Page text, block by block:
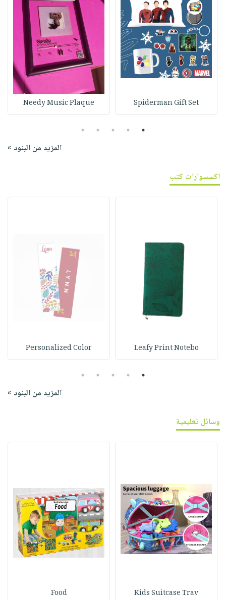
Spiderman Gift Set
Needy Music Plaque
1
2
3
4
5
المزيد من البنود »
اكسسوارات كتب
Leafy Print Notebo
Personalized Color
1
2
3
4
5
المزيد من البنود »
وسائل تعليمية
Kids Suitcase Trav
Food